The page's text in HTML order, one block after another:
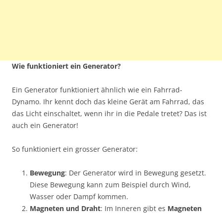
Wie funktioniert ein Generator?
Ein Generator funktioniert ähnlich wie ein Fahrrad-
Dynamo. Ihr kennt doch das kleine Gerät am Fahrrad, das
das Licht einschaltet, wenn ihr in die Pedale tretet? Das ist
auch ein Generator!
So funktioniert ein grosser Generator:
Bewegung: Der Generator wird in Bewegung gesetzt.
Diese Bewegung kann zum Beispiel durch Wind,
Wasser oder Dampf kommen.
Magneten und Draht: Im Inneren gibt es Magneten